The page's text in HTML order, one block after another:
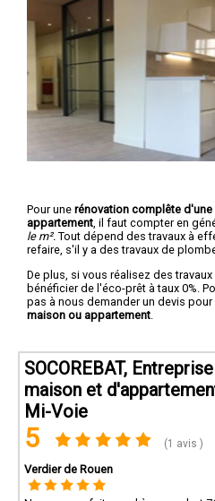
Pour une rénovation complête
appartement , il faut compter en
le m². Tout dépend des travaux à
refaire, s'il y a des travaux de
De plus, si vous réalisez des
bénéficier de l'éco-prêt à taux 0%.
pas à nous demander un devis pour
maison ou appartement
SOCOREBAT,
maison et
Mi-Voie
5 (1 avis )
Verdier de Rouen